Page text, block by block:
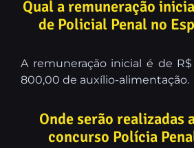
Qual a remuneração
de Policial Penal no
A remuneração inicial é de R$
800,00 de auxílio-alimentação.
Onde serão realizadas
concurso Polícia